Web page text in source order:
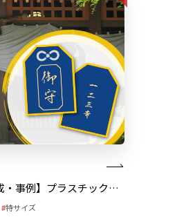
【プラスチックカード作成・事例】プラスチックで作る神社のお守りカード
特サイズ